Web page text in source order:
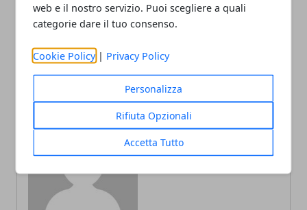
web e il nostro servizio. Puoi scegliere a quali
categorie dare il tuo consenso.
Cookie Policy | Privacy Policy
Personalizza
Rifiuta Opzionali
Accetta Tutto
Match.it è la soluzione
migliore per registrare
Fedez invita i fan della rete
Redazione